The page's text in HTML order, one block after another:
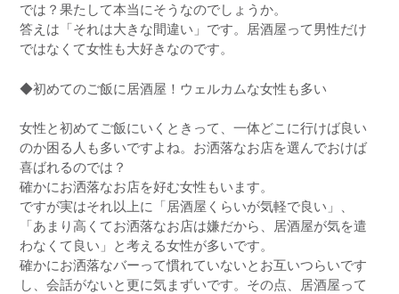
では？果たして本当にそうなのでしょうか。
答えは「それは大きな間違い」です。居酒屋って男性だけ
ではなくて女性も大好きなのです。
◆初めてのご飯に居酒屋！ウェルカムな女性も多い
女性と初めてご飯にいくときって、一体どこに行けば良い
のか困る人も多いですよね。お洒落なお店を選んでおけば
喜ばれるのでは？
確かにお洒落なお店を好む女性もいます。
ですが実はそれ以上に「居酒屋くらいが気軽で良い」、
「あまり高くてお洒落なお店は嫌だから、居酒屋が気を遣
わなくて良い」と考える女性が多いです。
確かにお洒落なバーって慣れていないとお互いつらいです
し、会話がないと更に気まずいです。その点、居酒屋って